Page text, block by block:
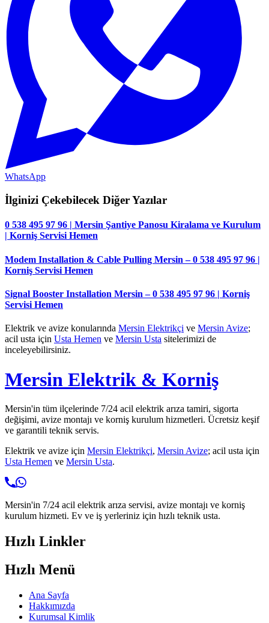
WhatsApp
İlginizi Çekebilecek Diğer Yazılar
0 538 495 97 96 | Mersin Şantiye Panosu Kiralama ve Kurulum
| Korniş Servisi Hemen
Modem Installation & Cable Pulling Mersin – 0 538 495 97 96 |
Korniş Servisi Hemen
Signal Booster Installation Mersin – 0 538 495 97 96 | Korniş
Servisi Hemen
Elektrik ve avize konularında Mersin Elektrikçi ve Mersin Avize;
acil usta için Usta Hemen ve Mersin Usta sitelerimizi de
inceleyebilirsiniz.
Mersin Elektrik & Korniş
Mersin'in tüm ilçelerinde 7/24 acil elektrik arıza tamiri, sigorta
değişimi, avize montajı ve korniş kurulum hizmetleri. Ücretsiz keşif
ve garantili teknik servis.
Elektrik ve avize için Mersin Elektrikçi, Mersin Avize; acil usta için
Usta Hemen ve Mersin Usta.
Mersin'in 7/24 acil elektrik arıza servisi, avize montajı ve korniş
kurulum hizmeti. Ev ve iş yerleriniz için hızlı teknik usta.
Hızlı Linkler
Hızlı Menü
Ana Sayfa
Hakkımızda
Kurumsal Kimlik